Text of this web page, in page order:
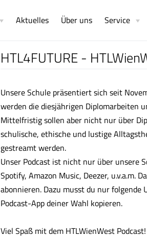
Aktuelles Über uns Service
HTL4FUTURE -
Unsere Schule präsentiert sich seit
werden die diesjährigen Diplomarbeiten
Mittelfristig sollen aber nicht nur über
schulische, ethische und lustige
gestreamt werden.
Unser Podcast ist nicht nur über unsere
Spotify, Amazon Music, Deezer, u.v.a.m.
abonnieren. Dazu musst du nur folgende
Podcast-App deiner Wahl kopieren.
Viel Spaß mit dem HTLWienWest Podcast!